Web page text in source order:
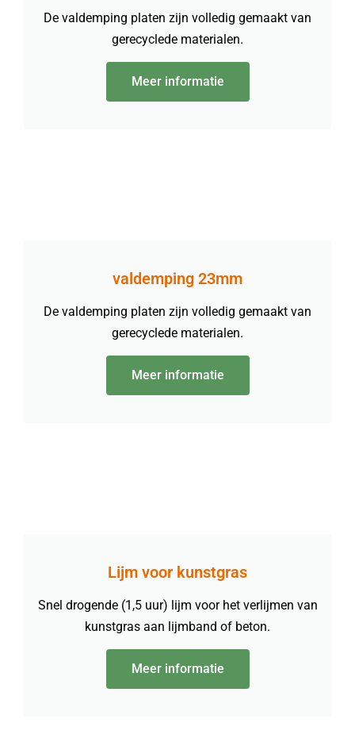
De valdemping platen zijn volledig gemaakt van
gerecyclede materialen.
Meer informatie
valdemping 23mm
De valdemping platen zijn volledig gemaakt van
gerecyclede materialen.
Meer informatie
Lijm voor kunstgras
Snel drogende (1,5 uur) lijm voor het verlijmen van
kunstgras aan lijmband of beton.
Meer informatie